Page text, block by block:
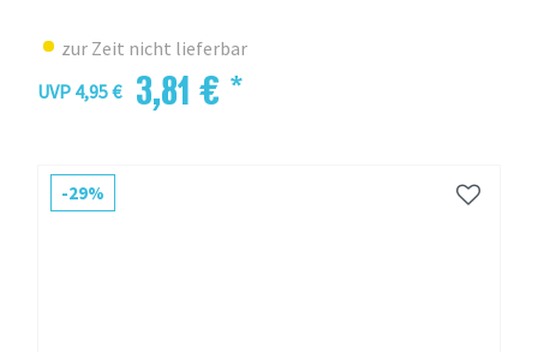
zur Zeit nicht lieferbar
UVP 4,95 €
3,81 € *
-29%